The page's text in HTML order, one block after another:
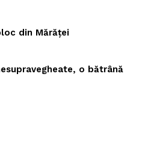
din Mărăţei
o bătrână